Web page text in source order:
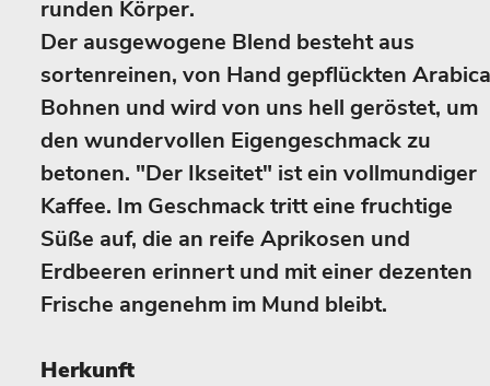
runden Körper.
Der ausgewogene Blend besteht aus
sortenreinen, von Hand gepflückten Arabica
Bohnen und wird von uns hell geröstet, um
den wundervollen Eigengeschmack zu
betonen. "Der Ikseitet" ist ein vollmundiger
Kaffee. Im Geschmack tritt eine fruchtige
Süße auf, die an reife Aprikosen und
Erdbeeren erinnert und mit einer dezenten
Frische angenehm im Mund bleibt.
Herkunft